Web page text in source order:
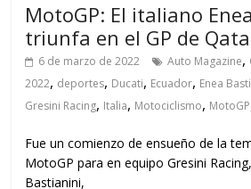
MotoGP: El italiano
triunfa en el GP de
6 de marzo de 2022 Auto Magazine,
2022, deportes, Ducati, Ecuador, Enea
Gresini Racing, Italia, Motociclismo, MotoGP
Fue un comienzo de ensueño de la
MotoGP para en equipo Gresini
Bastianini,